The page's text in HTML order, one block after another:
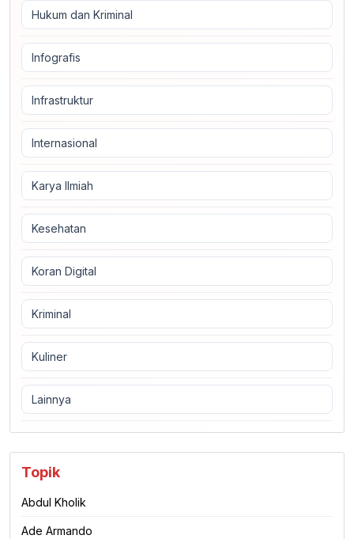
Hukum dan Kriminal
Infografis
Infrastruktur
Internasional
Karya Ilmiah
Kesehatan
Koran Digital
Kriminal
Kuliner
Lainnya
Topik
Abdul Kholik
Ade Armando